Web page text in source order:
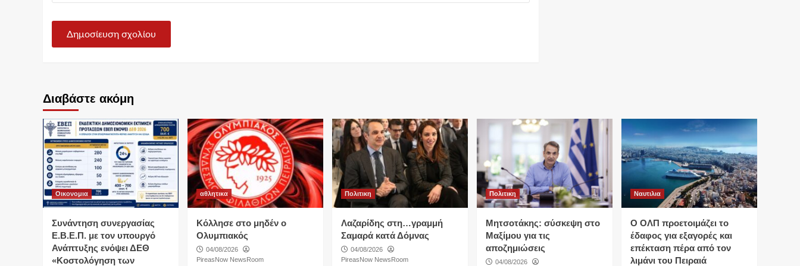
Διαβάστε ακόμη
Οικονομια
Συνάντηση συνεργασίας
Ε.Β.Ε.Π. με τον υπουργό
Ανάπτυξης ενόψει ΔΕΘ
«Κοστολόγηση των
αθλητικα
Κόλλησε στο μηδέν ο
Ολυμπιακός
04/08/2026
PireasNow NewsRoom
Πολιτικη
Λαζαρίδης στη…γραμμή
Σαμαρά κατά Δόμνας
04/08/2026
PireasNow NewsRoom
Πολιτικη
Μητσοτάκης: σύσκεψη στο
Μαξίμου για τις
αποζημιώσεις
04/08/2026
Ναυτιλια
O ΟΛΠ προετοιμάζει το
έδαφος για εξαγορές και
επέκταση πέρα από τον
λιμάνι του Πειραιά